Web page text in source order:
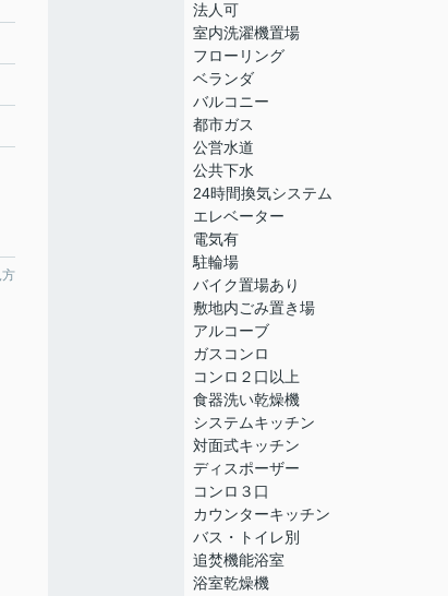
法人可
室内洗濯機置場
フローリング
ベランダ
バルコニー
都市ガス
公営水道
公共下水
24時間換気システム
エレベーター
電気有
駐輪場
バイク置場あり
敷地内ごみ置き場
アルコーブ
ガスコンロ
コンロ２口以上
食器洗い乾燥機
システムキッチン
対面式キッチン
ディスポーザー
コンロ３口
カウンターキッチン
バス・トイレ別
追焚機能浴室
浴室乾燥機